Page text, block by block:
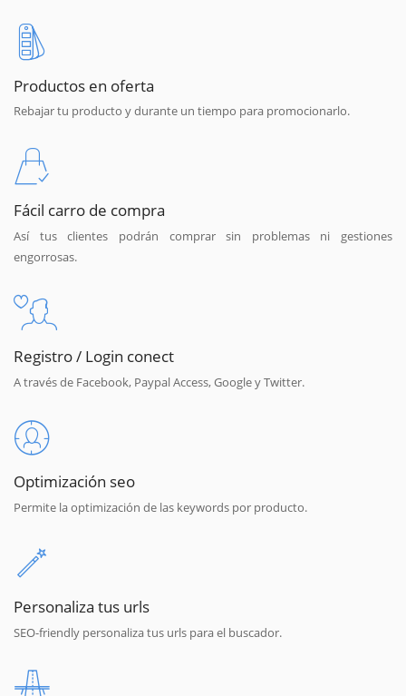
Productos en oferta
Rebajar tu producto y durante un tiempo para promocionarlo.
Fácil carro de compra
Así tus clientes podrán comprar sin problemas ni gestiones
engorrosas.
Registro / Login conect
A través de Facebook, Paypal Access, Google y Twitter.
Optimización seo
Permite la optimización de las keywords por producto.
Personaliza tus urls
SEO-friendly personaliza tus urls para el buscador.